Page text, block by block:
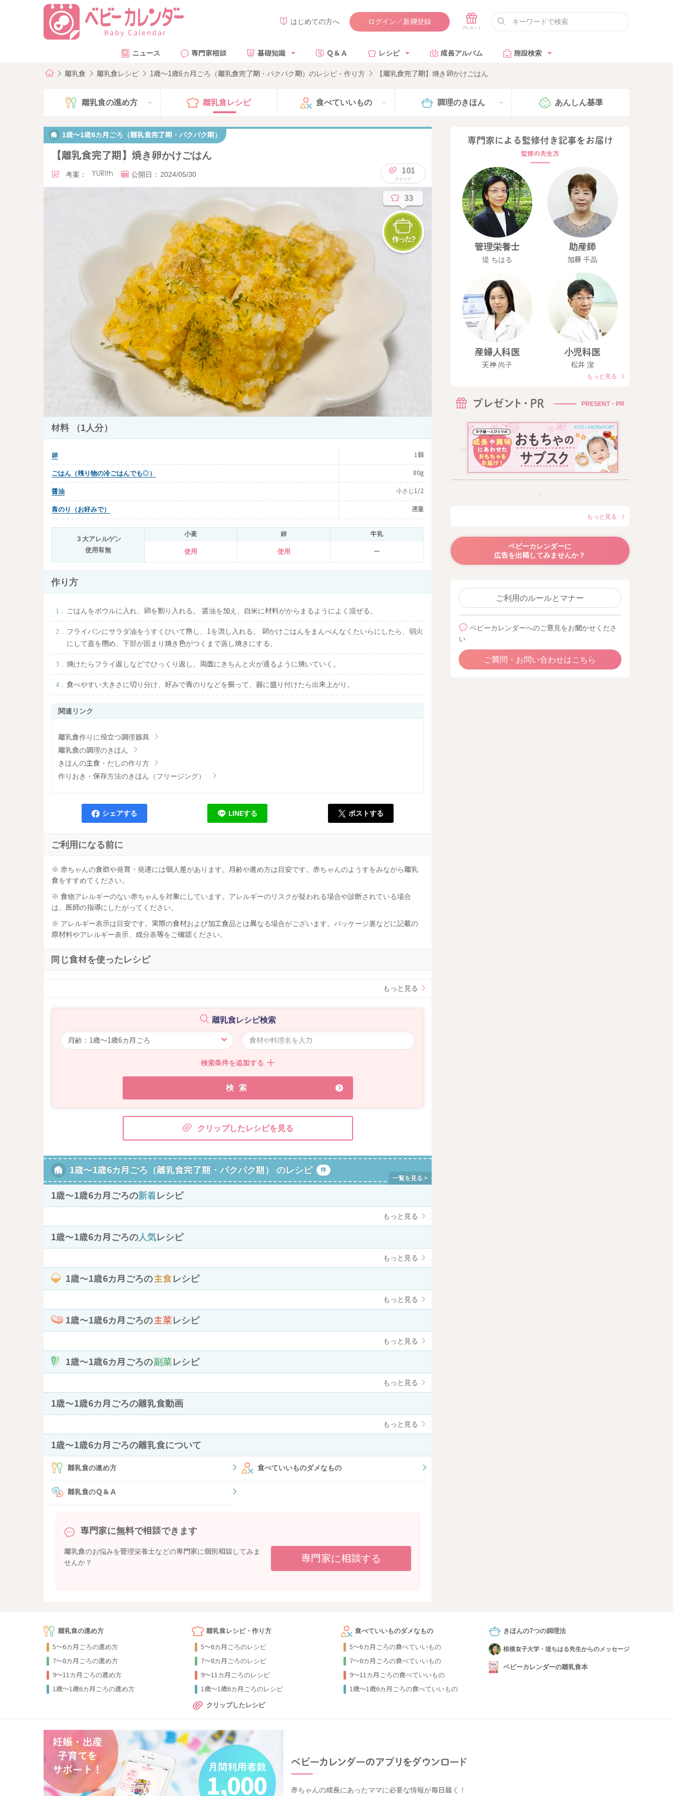
はじめての方へ ログイン／新規登録
ニュース 専門家相談 基礎知識 Ｑ＆Ａ レシピ 成長アルバム 施設検索
離乳食 離乳食レシピ 1歳～1歳6カ月ごろ（離乳食完了期・パクパク期）のレシピ・作り方 【離乳食完了期】焼き卵かけごはん
離乳食の進め方 離乳食レシピ 食べていいもの 調理のきほん あんしん基準
1歳～1歳6カ月ごろ（離乳食完了期・パクパク期）
【離乳食完了期】焼き卵かけごはん
考案： YURIth 公開日： 2024/05/30 101
33
材料 （1人分）
卵 1個
ごはん（残り物の冷ごはんでも◎） 80g
醤油 小さじ1/2
青のり（お好みで） 適量
３大アレルゲン
使用有無
小麦 卵 牛乳
使用 使用 ー
作り方
ごはんをボウルに入れ、卵を割り入れる。 醤油を加え、白米に材料がからまるようによく混ぜる。
フライパンにサラダ油をうすくひいて熱し、1を流し入れる。 卵かけごはんをまんべんなくたいらにしたら、弱火
にして蓋を閉め、下部が固まり焼き色がつくまで蒸し焼きにする。
焼けたらフライ返しなどでひっくり返し、両面にきちんと火が通るように焼いていく。
食べやすい大きさに切り分け、好みで青のりなどを振って、器に盛り付けたら出来上がり。
離乳食作りに役立つ調理器具
離乳食の調理のきほん
きほんの主食・だしの作り方
作りおき・保存方法のきほん（フリージング）
シェアする LINEする ポストする
ご利用になる前に
※ 赤ちゃんの食欲や発育・発達には個人差があります。月齢や進め方は目安です。赤ちゃんのようすをみながら離乳
食をすすめてください。
※ 食物アレルギーのない赤ちゃんを対象にしています。アレルギーのリスクが疑われる場合や診断されている場合
は、医師の指導にしたがってください。
※ アレルギー表示は目安です。実際の食材および加工食品とは異なる場合がございます。パッケージ裏などに記載の
原材料やアレルギー表示、成分表等をご確認ください。
同じ食材を使ったレシピ
もっと見る
離乳食レシピ検索
検索条件を追加する
検索
クリップしたレシピを見る
1歳～1歳6カ月ごろ（離乳食完了期・パクパク期） のレシピ 件
1歳〜1歳6カ月ごろの新着レシピ
もっと見る
1歳〜1歳6カ月ごろの人気レシピ
もっと見る
1歳〜1歳6カ月ごろの 主食 レシピ
もっと見る
1歳〜1歳6カ月ごろの 主菜レシピ
もっと見る
1歳〜1歳6カ月ごろの副菜レシピ
もっと見る
1歳〜1歳6カ月ごろの離乳食動画
もっと見る
1歳〜1歳6カ月ごろの離乳食について
離乳食の進め方 食べていいものダメなもの
離乳食のＱ＆Ａ
専門家に無料で相談できます
離乳食のお悩みを管理栄養士などの専門家に個別相談してみま
せんか？
専門家に相談する
管理栄養士
堤 ちはる
助産師
加藤 千晶
産婦人科医
天神 尚子
小児科医
松井 潔
もっと見る
PRESENT・PR
もっと見る
ベビーカレンダーに
広告を出稿してみませんか？
ご利用のルールとマナー
ベビーカレンダーへのご意見をお聞かせくださ
い
ご質問・お問い合わせはこちら
離乳食の進め方
5～6カ月ごろの進め方
7～8カ月ごろの進め方
9〜11カ月ごろの進め方
1歳〜1歳6カ月ごろの進め方
離乳食レシピ・作り方
5～6カ月ごろのレシピ
7～8カ月ごろのレシピ
9〜11カ月ごろのレシピ
1歳〜1歳6カ月ごろのレシピ
クリップしたレシピ
食べていいものダメなもの
5～6カ月ごろの食べていいもの
7～8カ月ごろの食べていいもの
9〜11カ月ごろの食べていいもの
1歳〜1歳6カ月ごろの食べていいもの
きほんの7つの調理法
相模女子大学・堤ちはる先生からのメッセージ
ベビーカレンダーの離乳食本
赤ちゃんの成長にあったママに必要な情報が毎日届く！